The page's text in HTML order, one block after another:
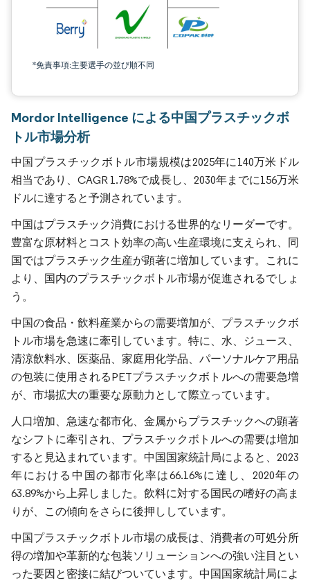
*免責事項:主要選手の並び順不同
Mordor Intelligence による中国プラスチックボ
トル市場分析
中国プラスチックボトル市場規模は2025年に140万米ドル
相当であり、CAGR 1.78%で成長し、2030年までに156万米
ドルに達すると予測されています。
中国はプラスチック消費における世界的なリーダーです。
豊富な原材料とコスト効率の高い生産環境に支えられ、同
国ではプラスチック生産が顕著に増加しています。これに
より、国内のプラスチックボトル市場が促進されるでしょ
う。
中国の食品・飲料産業からの需要増加が、プラスチックボ
トル市場を急速に牽引しています。特に、水、ジュース、
清涼飲料水、医薬品、家庭用化学品、パーソナルケア用品
の包装に使用されるPETプラスチックボトルへの需要急増
が、市場拡大の重要な原動力として際立っています。
人口増加、急速な都市化、金属からプラスチックへの顕著
なシフトに牽引され、プラスチックボトルへの需要は増加
すると見込まれています。中国国家統計局によると、2023
年における中国の都市化率は66.16%に達し、2020年の
63.89%から上昇しました。飲料に対する国民の嗜好の高ま
りが、この傾向をさらに後押ししています。
中国プラスチックボトル市場の成長は、消費者の可処分所
得の増加や革新的な包装ソリューションへの強い注目とい
った要因と密接に結びついています。中国国家統計局によ